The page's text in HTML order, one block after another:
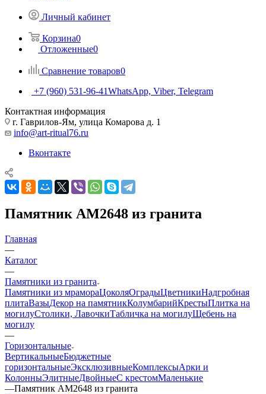
Личный кабинет
Корзина0
Отложенные0
Сравнение товаров0
+7 (960) 531-96-41WhatsApp, Viber, Telegram
Контактная информация
г. Гаврилов-Ям, улица Комарова д. 1
info@art-ritual76.ru
Вконтакте
Памятник AM2648 из гранита
Главная
—
Каталог
—
Памятники из гранита
Памятники из мрамораЦоколяОградыЦветникиНадгробная
плитаВазыДекор на памятникКолумбарийКрестыПлитка на
могилуСтолики, ЛавочкиТабличка на могилуЩебень на
могилу
—
Горизонтальные
ВертикальныеБюджетные
горизонтальныеЭксклюзивныеКомплексыАрки и
КолонныЭлитныеДвойныеС крестомМаленькие
—Памятник AM2648 из гранита